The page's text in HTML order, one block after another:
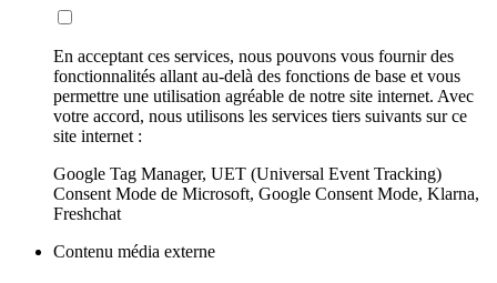
En acceptant ces services, nous pouvons vous fournir des
fonctionnalités allant au-delà des fonctions de base et vous
permettre une utilisation agréable de notre site internet. Avec
votre accord, nous utilisons les services tiers suivants sur ce
site internet :
Google Tag Manager, UET (Universal Event Tracking)
Consent Mode de Microsoft, Google Consent Mode, Klarna,
Freshchat
Contenu média externe